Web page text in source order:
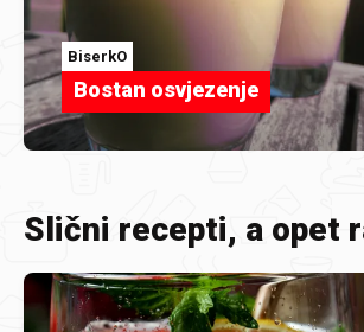
BiserkO
Bostan osvjezenje
Slični recepti, a opet